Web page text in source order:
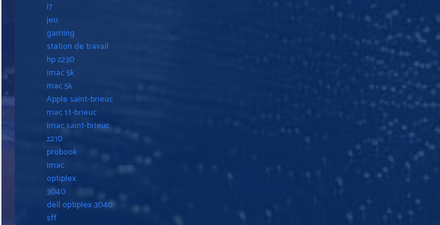
i7
jeu
gaming
station de travail
hp z230
imac 5k
mac 5k
Apple saint-brieuc
mac st-brieuc
imac saint-brieuc
z210
probook
imac
optiplex
3040
dell optiplex 3040
sff